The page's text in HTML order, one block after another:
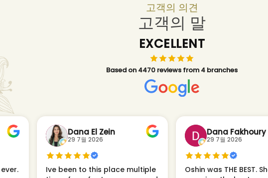
고객의 의견
고객의 말
EXCELLENT
Based on 4470 reviews from 4 branches
Dana El Zein
29 7월 2026
Ive been to this place multiple
Dana Fakhoury
29 7월 2026
Oshin was THE BEST.